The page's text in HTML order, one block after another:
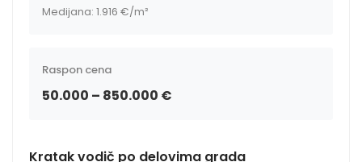
Medijana: 1.916 €/m²
Raspon cena
50.000 – 850.000 €
Kratak vodič po delovima grada